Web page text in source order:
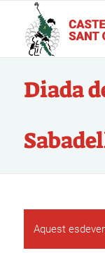
Diada
Aquest